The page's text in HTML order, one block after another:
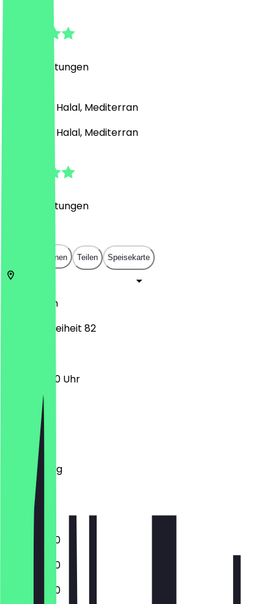
Bewertungen
Fast Food, Halal, Mediterran
Fast Food, Halal, Mediterran
Bewertungen
In App öffnen Teilen Speisekarte
Köln
Deutzer Freiheit 82
11:00 - 23:00 Uhr
Montag
Dienstag
Mittwoch
Donnerstag
Freitag
Samstag
Sonntag
11:00 - 22:00
11:00 - 22:00
11:00 - 22:00